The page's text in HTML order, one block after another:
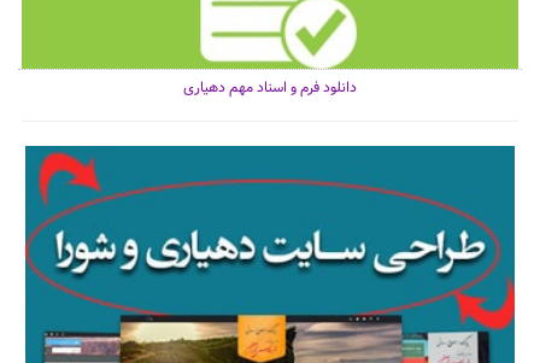
دانلود فرم و اسناد مهم دهیاری